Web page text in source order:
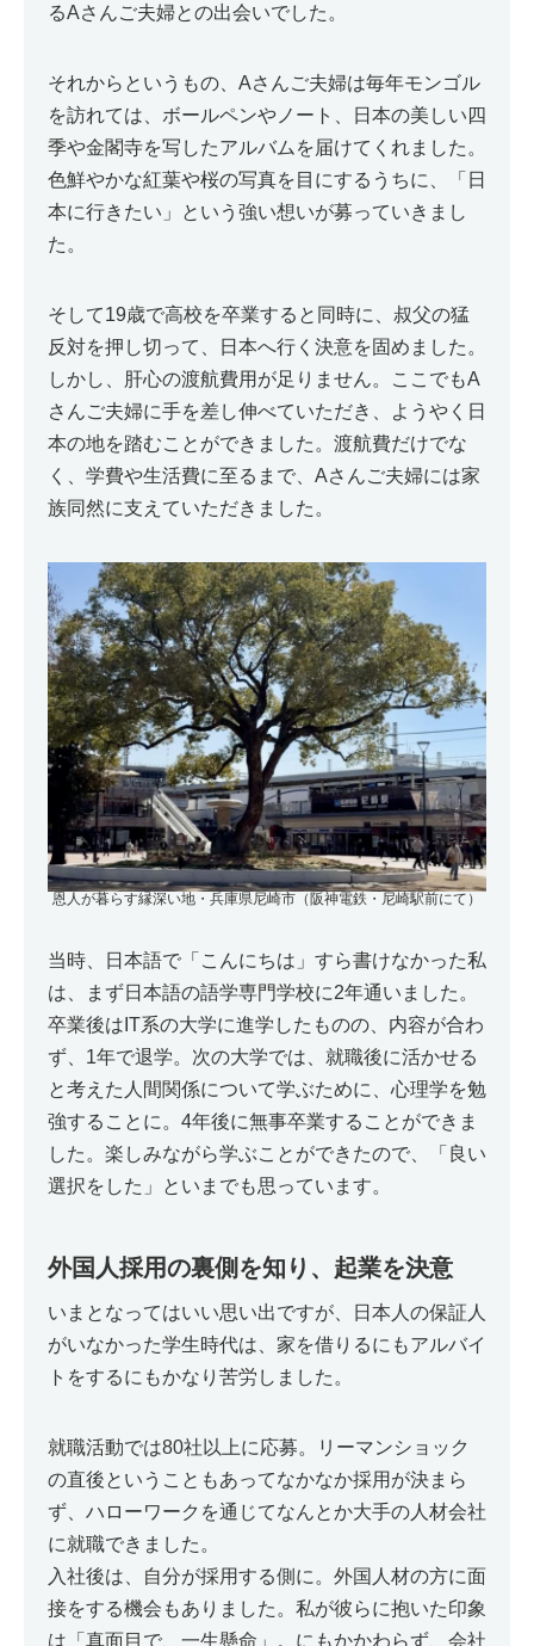
るAさんご夫婦との出会いでした。
それからというもの、Aさんご夫婦は毎年モンゴル
を訪れては、ボールペンやノート、日本の美しい四
季や金閣寺を写したアルバムを届けてくれました。
色鮮やかな紅葉や桜の写真を目にするうちに、「日
本に行きたい」という強い想いが募っていきまし
た。
そして19歳で高校を卒業すると同時に、叔父の猛
反対を押し切って、日本へ行く決意を固めました。
しかし、肝心の渡航費用が足りません。ここでもA
さんご夫婦に手を差し伸べていただき、ようやく日
本の地を踏むことができました。渡航費だけでな
く、学費や生活費に至るまで、Aさんご夫婦には家
族同然に支えていただきました。
恩人が暮らす縁深い地・兵庫県尼崎市（阪神電鉄・尼崎駅前にて）
当時、日本語で「こんにちは」すら書けなかった私
は、まず日本語の語学専門学校に2年通いました。
卒業後はIT系の大学に進学したものの、内容が合わ
ず、1年で退学。次の大学では、就職後に活かせる
と考えた人間関係について学ぶために、心理学を勉
強することに。4年後に無事卒業することができま
した。楽しみながら学ぶことができたので、「良い
選択をした」といまでも思っています。
外国人採用の裏側を知り、起業を決意
いまとなってはいい思い出ですが、日本人の保証人
がいなかった学生時代は、家を借りるにもアルバイ
トをするにもかなり苦労しました。
就職活動では80社以上に応募。リーマンショック
の直後ということもあってなかなか採用が決まら
ず、ハローワークを通じてなんとか大手の人材会社
に就職できました。
入社後は、自分が採用する側に。外国人材の方に面
接をする機会もありました。私が彼らに抱いた印象
は「真面目で、一生懸命」。にもかかわらず、会社